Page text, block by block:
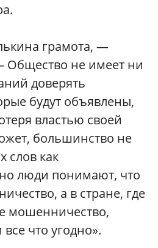
грамота, —
Общество не имеет ни
доверять
будут объявлены,
властью своей
большинство не
слов как
люди понимают, что
а в стране, где
мошенничество,
что угодно».